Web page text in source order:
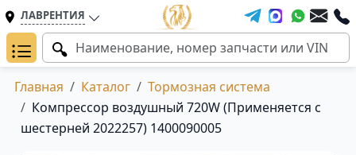
ЛАВРЕНТИЯ
Главная Каталог
Тормозная система
Компрессор воздушный 720W (Применяется с
шестерней 2022257) 1400090005